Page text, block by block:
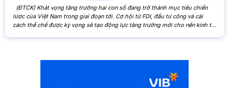
(ĐTCK) Khát vọng tăng trưởng hai con số đang trở thành mục tiêu chiến
lược của Việt Nam trong giai đoạn tới. Cơ hội từ FDI, đầu tư công và cải
cách thể chế được kỳ vọng sẽ tạo động lực tăng trưởng mới cho nền kinh tế,